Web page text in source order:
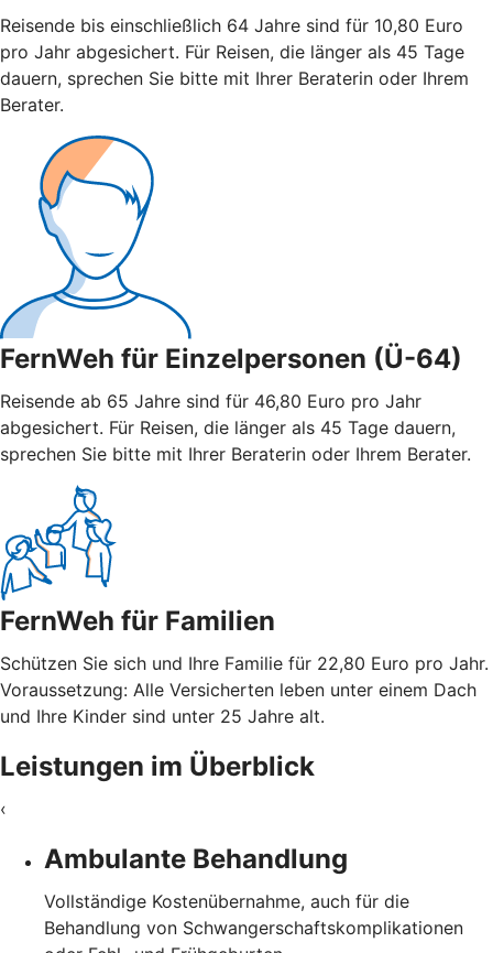
Reisende bis einschließlich 64 Jahre sind für 10,80 Euro
pro Jahr abgesichert. Für Reisen, die länger als 45 Tage
dauern, sprechen Sie bitte mit Ihrer Beraterin oder Ihrem
Berater.
FernWeh für Einzelpersonen (Ü-64)
Reisende ab 65 Jahre sind für 46,80 Euro pro Jahr
abgesichert. Für Reisen, die länger als 45 Tage dauern,
sprechen Sie bitte mit Ihrer Beraterin oder Ihrem Berater.
FernWeh für Familien
Schützen Sie sich und Ihre Familie für 22,80 Euro pro Jahr.
Voraussetzung: Alle Versicherten leben unter einem Dach
und Ihre Kinder sind unter 25 Jahre alt.
Leistungen im Überblick
‹
Ambulante Behandlung
Vollständige Kostenübernahme, auch für die
Behandlung von Schwangerschaftskomplikationen